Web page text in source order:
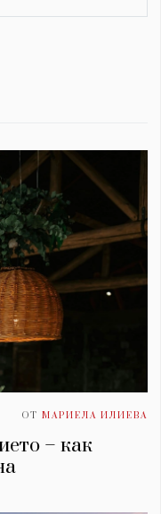
ОТ МАРИЕЛА ИЛИЕВА
– как